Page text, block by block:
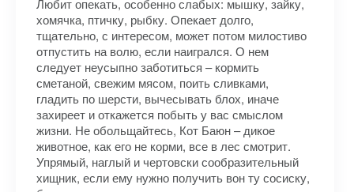
Любит опекать, особенно слабых: мышку, зайку,
хомячка, птичку, рыбку. Опекает долго,
тщательно, с интересом, может потом милостиво
отпустить на волю, если наигрался. О нем
следует неусыпно заботиться – кормить
сметаной, свежим мясом, поить сливками,
гладить по шерсти, вычесывать блох, иначе
захиреет и откажется побыть у вас смыслом
жизни. Не обольщайтесь, Кот Баюн – дикое
животное, как его не корми, все в лес смотрит.
Упрямый, наглый и чертовски сообразительный
хищник, если ему нужно получить вон ту сосиску,